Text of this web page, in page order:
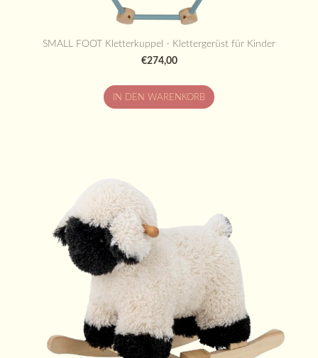
SMALL FOOT Kletterkuppel - Klettergerüst für Kinder
€274,00
IN DEN WARENKORB